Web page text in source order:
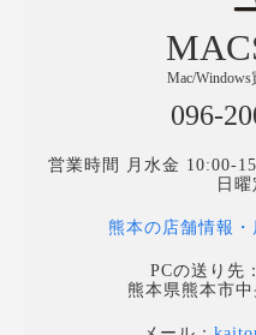
Mac/
096-
営業時間 月水金 10:00-
日
熊本の店舗情報
PCの送り先
熊本県熊本市